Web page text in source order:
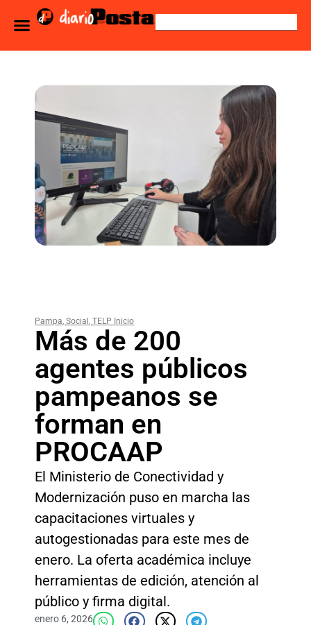
Pampa, Social , TELP Inicio
Más de 200
agentes públicos
pampeanos se
forman en
PROCAAP
El Ministerio de Conectividad y
Modernización puso en marcha las
capacitaciones virtuales y
autogestionadas para este mes de
enero. La oferta académica incluye
herramientas de edición, atención al
público y firma digital.
enero 6, 2026